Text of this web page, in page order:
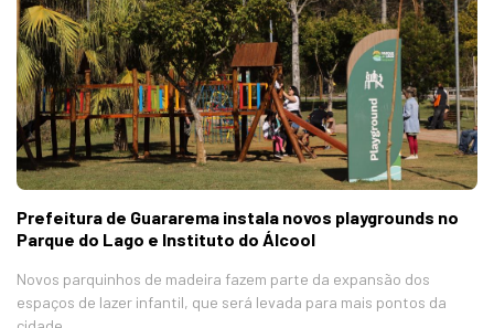
Prefeitura de Guararema instala novos playgrounds no
Parque do Lago e Instituto do Álcool
Novos parquinhos de madeira fazem parte da expansão dos
espaços de lazer infantil, que será levada para mais pontos da